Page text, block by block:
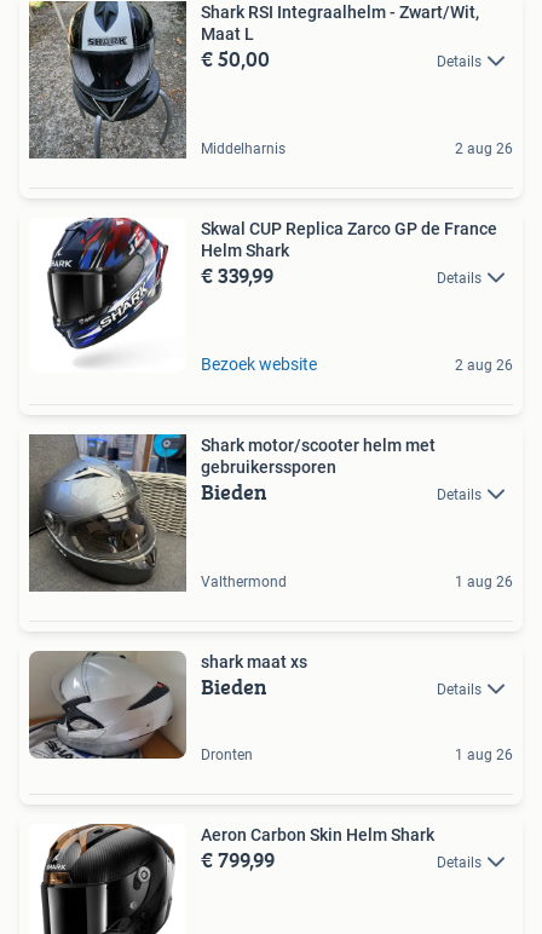
Shark RSI Integraalhelm - Zwart/Wit,
Maat L
€ 50,00 Details
Middelharnis 2 aug 26
Skwal CUP Replica Zarco GP de France
Helm Shark
€ 339,99 Details
Bezoek website 2 aug 26
Shark motor/scooter helm met
gebruikerssporen
Bieden Details
Valthermond 1 aug 26
shark maat xs
Bieden Details
Dronten 1 aug 26
Aeron Carbon Skin Helm Shark
€ 799,99 Details